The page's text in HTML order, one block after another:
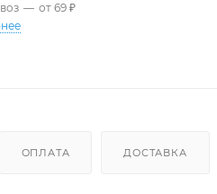
— от 69 ₽
ОПЛАТА ДОСТАВКА